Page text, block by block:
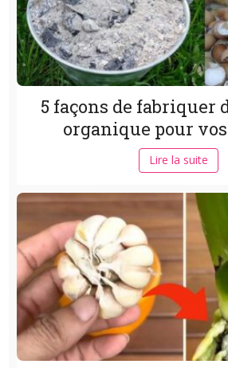
5 façons de fabriquer
organique pour
Lire la suite